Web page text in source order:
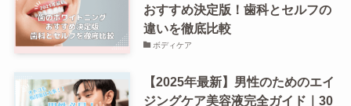
おすすめ決定版！歯科とセルフの
違いを徹底比較
ボディケア
【2025年最新】男性のためのエイ
ジングケア美容液完全ガイド｜30